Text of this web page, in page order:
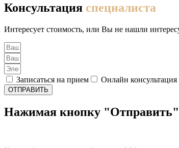
Консультация специалиста
Интересует стоимость, или Вы не нашли
Записаться на прием Онлайн консультация
ОТПРАВИТЬ
Нажимая кнопку "Отправить"